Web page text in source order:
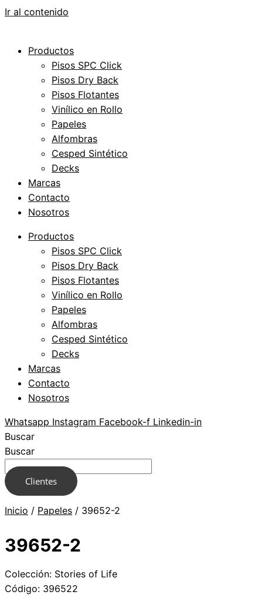
Ir al contenido
Productos
Pisos SPC Click
Pisos Dry Back
Pisos Flotantes
Vinílico en Rollo
Papeles
Alfombras
Cesped Sintético
Decks
Marcas
Contacto
Nosotros
Productos
Pisos SPC Click
Pisos Dry Back
Pisos Flotantes
Vinílico en Rollo
Papeles
Alfombras
Cesped Sintético
Decks
Marcas
Contacto
Nosotros
Whatsapp Instagram Facebook-f Linkedin-in
Buscar
Buscar
Clientes
Inicio / Papeles / 39652-2
39652-2
Colección: Stories of Life
Código: 396522